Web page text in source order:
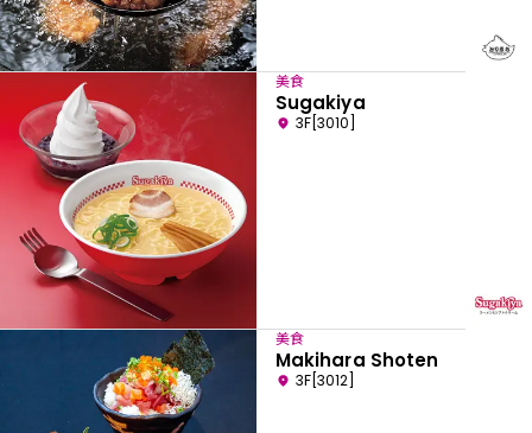
美食
Sugakiya
3F[3010]
美食
Makihara Shoten
3F[3012]